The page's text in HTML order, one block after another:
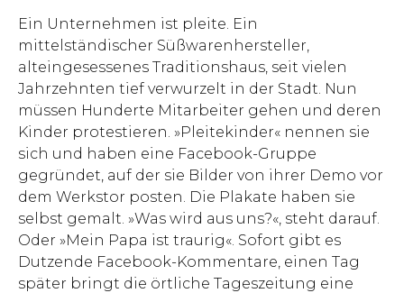
Ein Unternehmen ist pleite. Ein
mittelständischer Süßwarenhersteller,
alteingesessenes Traditionshaus, seit vielen
Jahrzehnten tief verwurzelt in der Stadt. Nun
müssen Hunderte Mitarbeiter gehen und deren
Kinder protestieren. »Pleitekinder« nennen sie
sich und haben eine Facebook-Gruppe
gegründet, auf der sie Bilder von ihrer Demo vor
dem Werkstor posten. Die Plakate haben sie
selbst gemalt. »Was wird aus uns?«, steht darauf.
Oder »Mein Papa ist traurig«. Sofort gibt es
Dutzende Facebook-Kommentare, einen Tag
später bringt die örtliche Tageszeitung eine